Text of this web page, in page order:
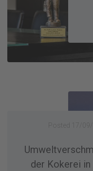
Posted 17/
der Kokerei